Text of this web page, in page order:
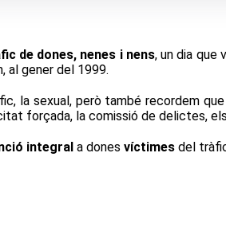
de dones, nenes i nens, un dia que
al gener del 1999.
la sexual, però també recordem que
forçada, la comissió de delictes,
integral a dones víctimes del